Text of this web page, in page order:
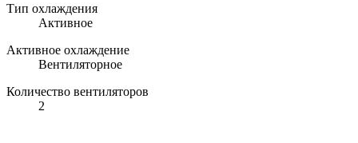
Тип охлаждения
Активное
Активное охлаждение
Вентиляторное
Количество вентиляторов
2